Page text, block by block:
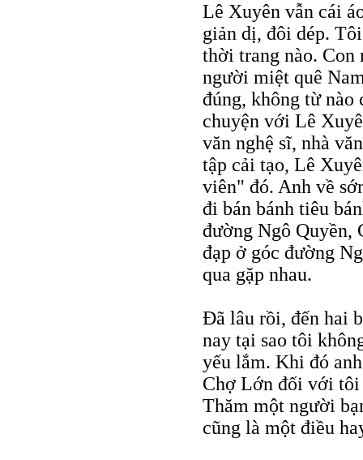
Lê Xuyên vẫn cái
giản dị, đôi dép.
thời trang nào. Con
người miệt quê
đúng, không từ
chuyện với Lê
văn nghệ sĩ, nhà
tập cải tạo, Lê
viên" đó. Anh về
đi bán bánh tiêu
đường Ngô Quyền,
đạp ở góc đường
qua gặp nhau.
Ðã lâu rồi, đến hai
nay tại sao tôi
yếu lắm. Khi đó
Chợ Lớn đối với
Thăm một người
cũng là một điều